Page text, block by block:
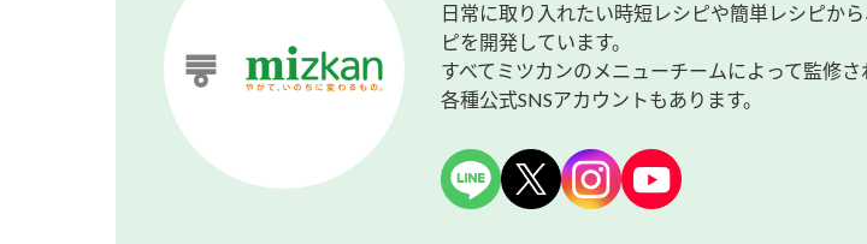
日常に取り入れたい時短レシピや簡単レシピか
ピを開発しています。
すべてミツカンのメニューチームによって監修
各種公式SNSアカウントもあります。